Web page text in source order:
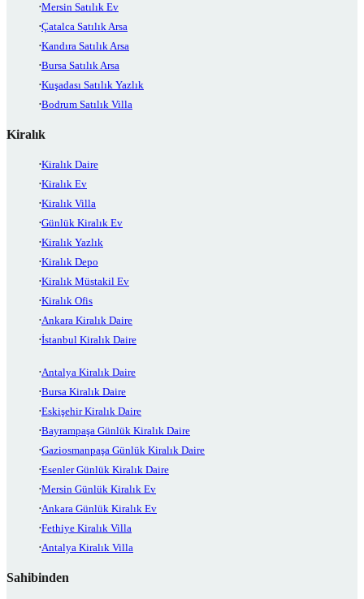
Mersin Satılık Ev
Çatalca Satılık Arsa
Kandıra Satılık Arsa
Bursa Satılık Arsa
Kuşadası Satılık Yazlık
Bodrum Satılık Villa
Kiralık
Kiralık Daire
Kiralık Ev
Kiralık Villa
Günlük Kiralık Ev
Kiralık Yazlık
Kiralık Depo
Kiralık Müstakil Ev
Kiralık Ofis
Ankara Kiralık Daire
İstanbul Kiralık Daire
Antalya Kiralık Daire
Bursa Kiralık Daire
Eskişehir Kiralık Daire
Bayrampaşa Günlük Kiralık Daire
Gaziosmanpaşa Günlük Kiralık Daire
Esenler Günlük Kiralık Daire
Mersin Günlük Kiralık Ev
Ankara Günlük Kiralık Ev
Fethiye Kiralık Villa
Antalya Kiralık Villa
Sahibinden